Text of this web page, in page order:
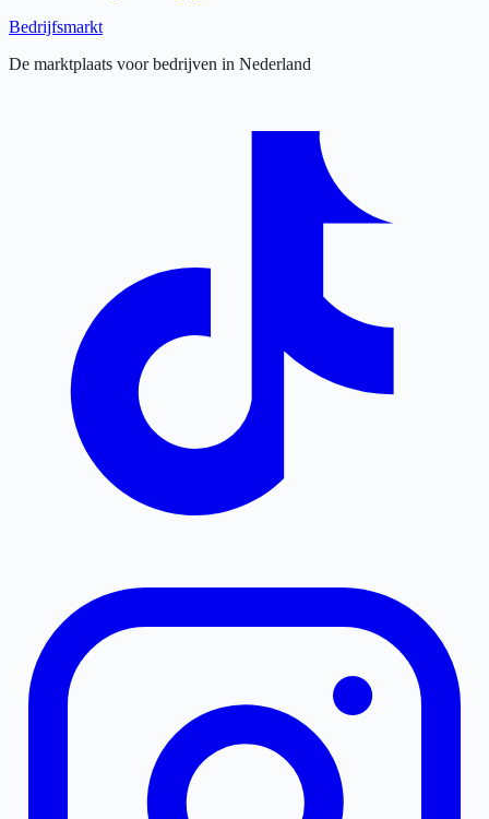
Bedrijfsmarkt
De marktplaats voor bedrijven in Nederland